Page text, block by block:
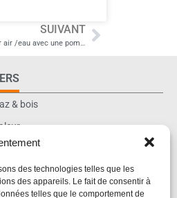
des technologies telles que les
des appareils. Le fait de consentir à
telles que le comportement de
SUIVANT
CAMPHIN-EN-PEVELE. Remplacement d’une chaudière gaz par une pompe à chaleur air /eau avec une pompe à chaleur piscine
& bois
/ rénovation